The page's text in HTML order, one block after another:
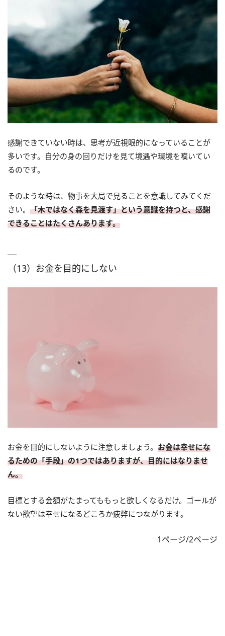
感謝できていない時は、思考が近視眼的になっていることが
多いです。自分の身の回りだけを見て境遇や環境を嘆いてい
るのです。
そのような時は、物事を大局で見ることを意識してみてくだ
さい。 「木ではなく森を見渡す」という意識を持つと、感謝
できることはたくさんあります。
（13）お金を目的にしない
お金を目的にしないように注意しましょう。 お金は幸せにな
るための「手段」の1つではありますが、目的にはなりませ
ん。
目標とする金額がたまってももっと欲しくなるだけ。ゴールが
ない欲望は幸せになるどころか疲弊につながります。
1ページ/2ページ